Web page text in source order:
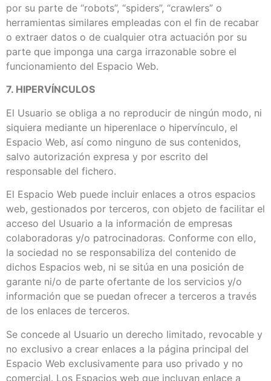
por su parte de “robots”, “spiders”, “crawlers” o
herramientas similares empleadas con el fin de recabar
o extraer datos o de cualquier otra actuación por su
parte que imponga una carga irrazonable sobre el
funcionamiento del Espacio Web.
7. HIPERVÍNCULOS
El Usuario se obliga a no reproducir de ningún modo, ni
siquiera mediante un hiperenlace o hipervínculo, el
Espacio Web, así como ninguno de sus contenidos,
salvo autorización expresa y por escrito del
responsable del fichero.
El Espacio Web puede incluir enlaces a otros espacios
web, gestionados por terceros, con objeto de facilitar el
acceso del Usuario a la información de empresas
colaboradoras y/o patrocinadoras. Conforme con ello,
la sociedad no se responsabiliza del contenido de
dichos Espacios web, ni se sitúa en una posición de
garante ni/o de parte ofertante de los servicios y/o
información que se puedan ofrecer a terceros a través
de los enlaces de terceros.
Se concede al Usuario un derecho limitado, revocable y
no exclusivo a crear enlaces a la página principal del
Espacio Web exclusivamente para uso privado y no
comercial. Los Espacios web que incluyan enlace a